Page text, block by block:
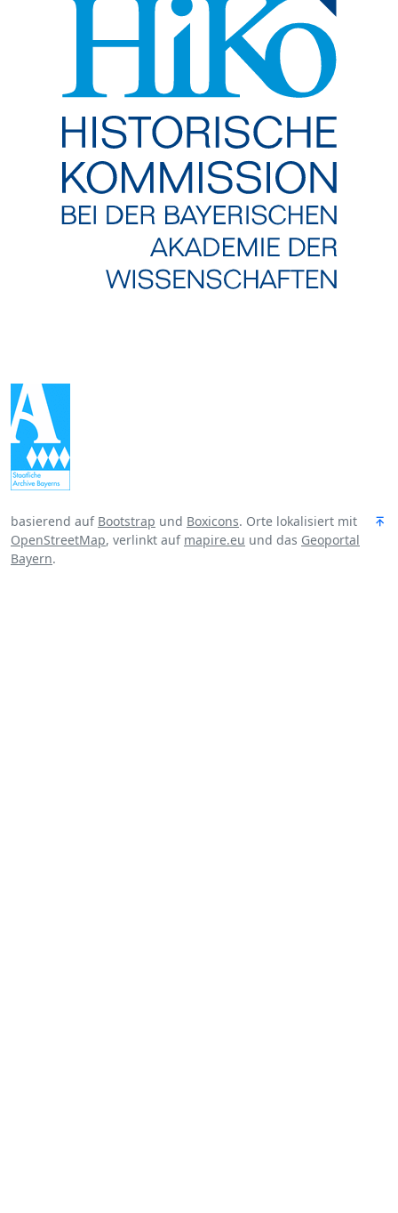
basierend auf Bootstrap und Boxicons. Orte lokalisiert mit
OpenStreetMap, verlinkt auf mapire.eu und das Geoportal
Bayern.